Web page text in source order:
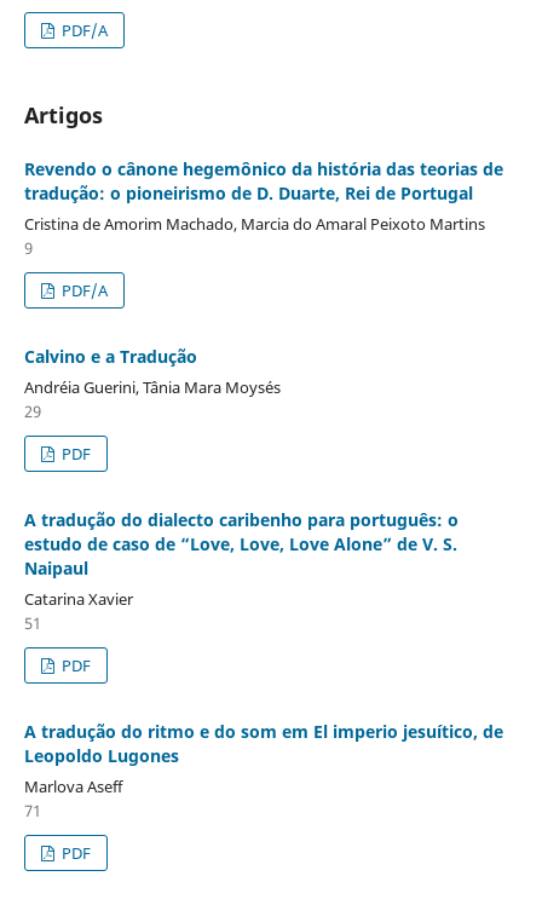
PDF/A
Artigos
Revendo o cânone hegemônico da história das teorias de
tradução: o pioneirismo de D. Duarte, Rei de Portugal
Cristina de Amorim Machado, Marcia do Amaral Peixoto Martins
9
PDF/A
Calvino e a Tradução
Andréia Guerini, Tânia Mara Moysés
29
PDF
A tradução do dialecto caribenho para português: o
estudo de caso de “Love, Love, Love Alone” de V. S.
Naipaul
Catarina Xavier
51
PDF
A tradução do ritmo e do som em El imperio jesuítico, de
Leopoldo Lugones
Marlova Aseff
71
PDF